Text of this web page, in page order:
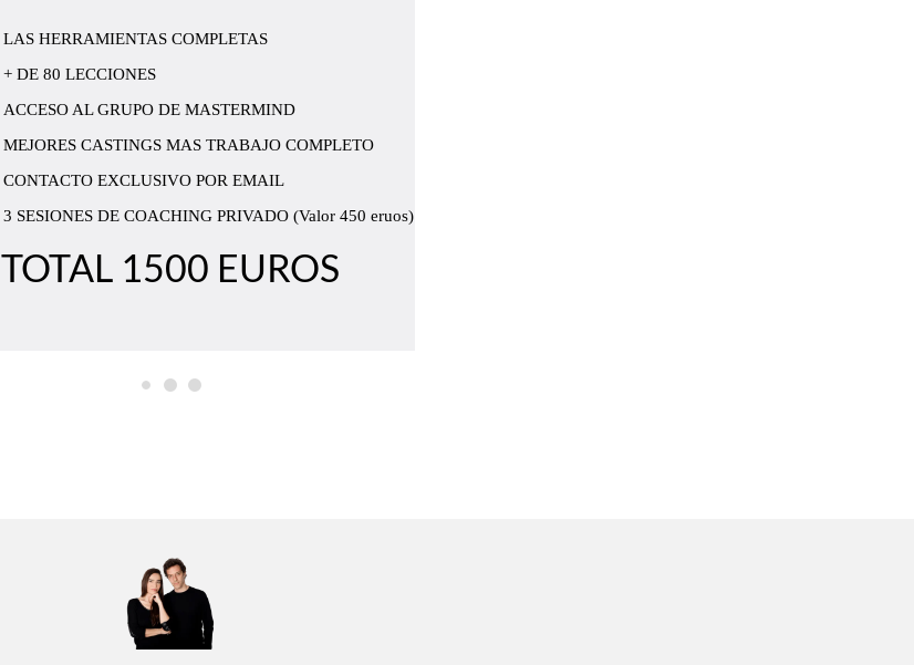
LAS HERRAMIENTAS COMPLETAS
+ DE 80 LECCIONES
ACCESO AL GRUPO DE MASTERMIND
MEJORES CASTINGS MAS TRABAJO COMPLETO
CONTACTO EXCLUSIVO POR EMAIL
3 SESIONES DE COACHING PRIVADO (Valor 450 eruos)
TOTAL 1500 EUROS